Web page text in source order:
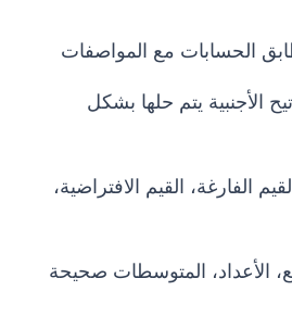
الحسابات مع المواصفات
الأجنبية يتم حلها بشكل
الفارغة، القيم الافتراضية،
الأعداد، المتوسطات صحيحة